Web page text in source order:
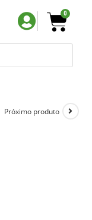
0
Próximo produto